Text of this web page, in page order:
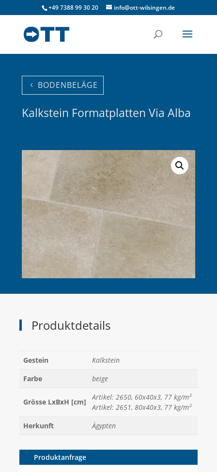
+49 7388 99 30 20 info@ott-wilsingen.de
BODENBELÄGE
Kalkstein Formatplatten Via Alba
Produktdetails
Gestein
Kalkstein
Farbe
beige
Grösse LxBxH [cm]
Artikel: 2650, 60x40x3, 77 kg/m²
Artikel: 2651, 80x40x3, 77 kg/m²
Herkunft
Ägypten
Produktanfrage